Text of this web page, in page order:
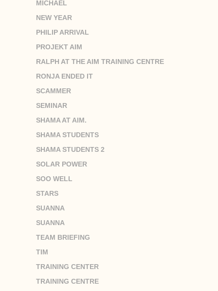
MICHAEL
NEW YEAR
PHILIP ARRIVAL
PROJEKT AIM
RALPH AT THE AIM TRAINING CENTRE
RONJA ENDED IT
SCAMMER
SEMINAR
SHAMA AT AIM.
SHAMA STUDENTS
SHAMA STUDENTS 2
SOLAR POWER
SOO WELL
STARS
SUANNA
SUANNA
TEAM BRIEFING
TIM
TRAINING CENTER
TRAINING CENTRE